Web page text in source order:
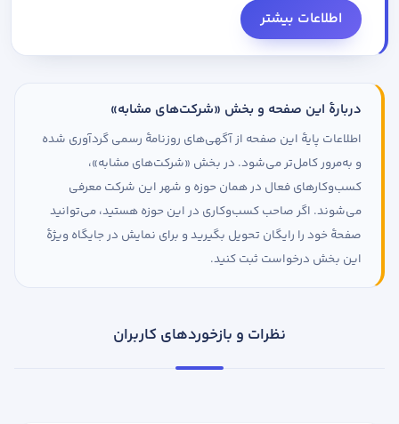
اطلاعات بیشتر
دربارهٔ این صفحه و بخش «شرکت‌های مشابه»
اطلاعات پایهٔ این صفحه از آگهی‌های روزنامهٔ رسمی گردآوری شده
و به‌مرور کامل‌تر می‌شود. در بخش «شرکت‌های مشابه»،
کسب‌وکارهای فعال در همان حوزه و شهر این شرکت معرفی
می‌شوند. اگر صاحب کسب‌وکاری در این حوزه هستید، می‌توانید
صفحهٔ خود را رایگان تحویل بگیرید و برای نمایش در جایگاه ویژهٔ
این بخش درخواست ثبت کنید.
نظرات و بازخوردهای کاربران